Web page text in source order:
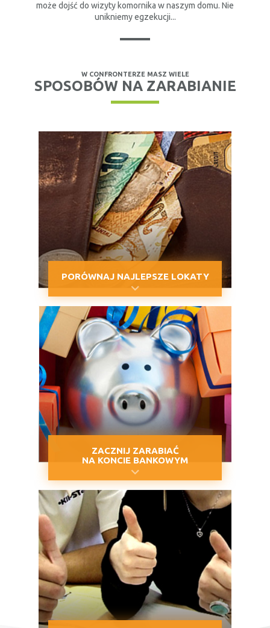
może dojść do wizyty komornika w naszym domu. Nie
unikniemy egzekucji...
W CONFRONTERZE MASZ WIELE
SPOSOBÓW NA ZARABIANIE
PORÓWNAJ NAJLEPSZE LOKATY
ZACZNIJ ZARABIAĆ
NA KONCIE BANKOWYM